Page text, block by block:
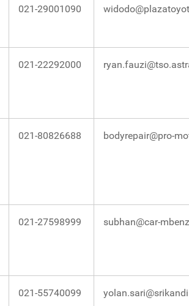
021-29001090
021-22292000
021-80826688 bodyrepair@pro-
021-27598999 subhan@car-
021-55740099